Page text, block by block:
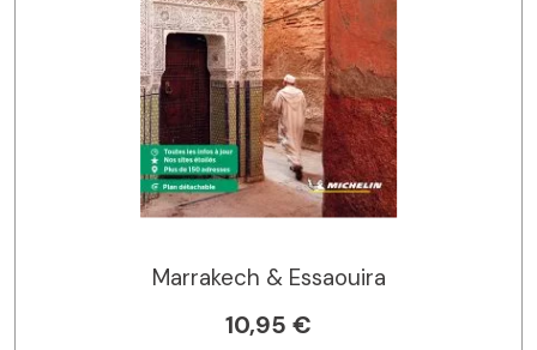
Marrakech & Essaouira
10,95 €